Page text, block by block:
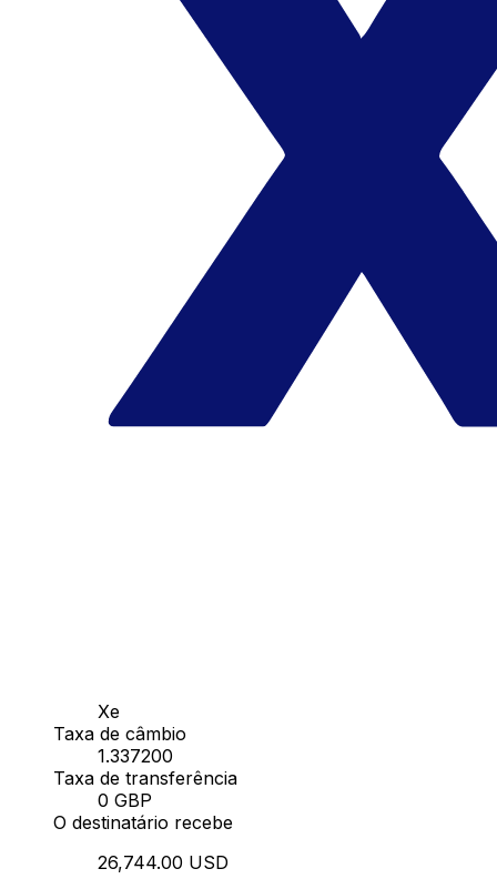
Xe
Taxa de câmbio
1.337200
Taxa de transferência
0 GBP
O destinatário recebe
26,744.00 USD